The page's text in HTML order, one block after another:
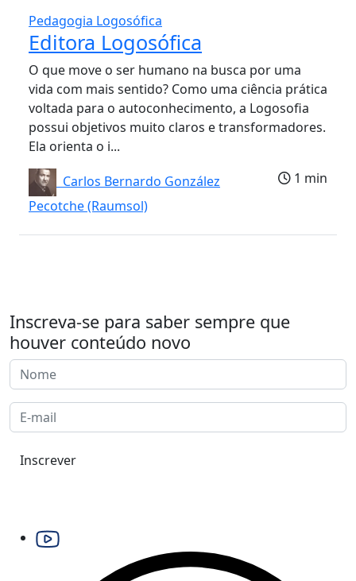
Pedagogia Logosófica
Editora Logosófica
O que move o ser humano na busca por uma
vida com mais sentido? Como uma ciência prática
voltada para o autoconhecimento, a Logosofia
possui objetivos muito claros e transformadores.
Ela orienta o i...
Carlos Bernardo González
Pecotche (Raumsol)
1 min
Inscreva-se para saber sempre que
houver conteúdo novo
Inscrever